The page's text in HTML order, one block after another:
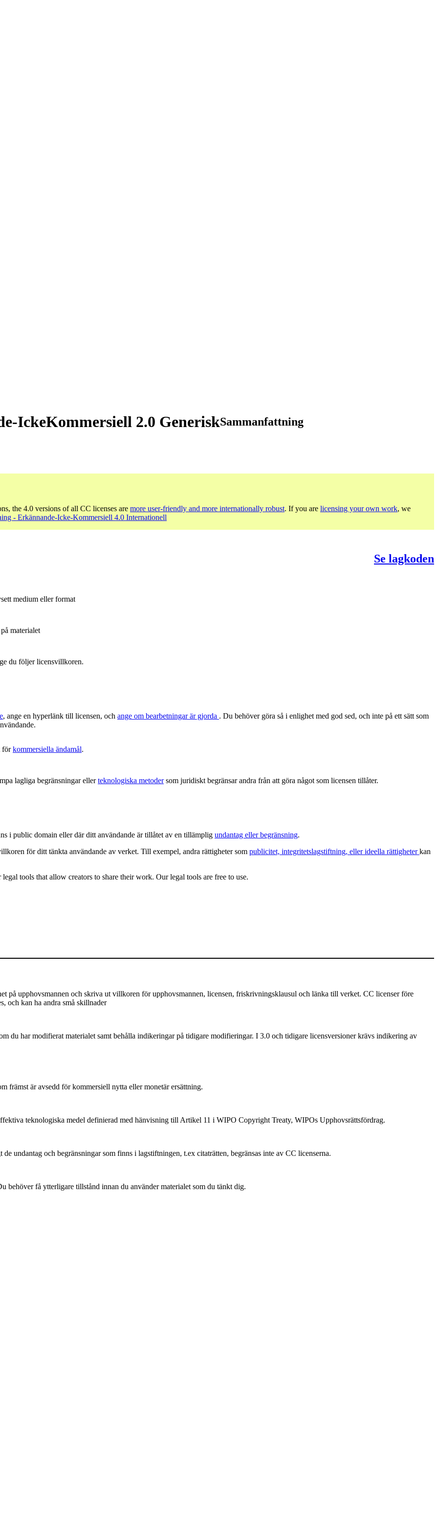
IckeKommersiell 2.0 GeneriskSammanfattning
the 4.0 versions of all CC licenses are more user-friendly and more internationally robust. If you are licensing your own work, we
- Erkännande-Icke-Kommersiell 4.0 Internationell
Se lagkoden
medium eller format
materialet
du följer licensvillkoren.
, ange en hyperlänk till licensen, och ange om bearbetningar är gjorda . Du behöver göra så i enlighet med god sed, och inte på ett sätt som
förkommersiella ändamål.
lagliga begränsningar ellerteknologiska metodersom juridiskt begränsar andra från att göra något som licensen tillåter.
i public domain eller där ditt användande är tillåtet av en tillämplig undantag eller begränsning.
för ditt tänkta användande av verket. Till exempel, andra rättigheter som publicitet, integritetslagstiftning, eller ideella rättigheterkan
tools that allow creators to share their work. Our legal tools are free to use.
på upphovsmannen och skriva ut villkoren för upphovsmannen, licensen, friskrivningsklausul och länka till verket. CC licenser före
och kan ha andra små skillnader
du har modifierat materialet samt behålla indikeringar på tidigare modifieringar. I 3.0 och tidigare licensversioner krävs indikering av
främst är avsedd för kommersiell nytta eller monetär ersättning.
teknologiska medel definierad med hänvisning till Artikel 11 i WIPO Copyright Treaty, WIPOs Upphovsrättsfördrag.
undantag och begränsningar som finns i lagstiftningen, t.ex citaträtten, begränsas inte av CC licenserna.
behöver få ytterligare tillstånd innan du använder materialet som du tänkt dig.